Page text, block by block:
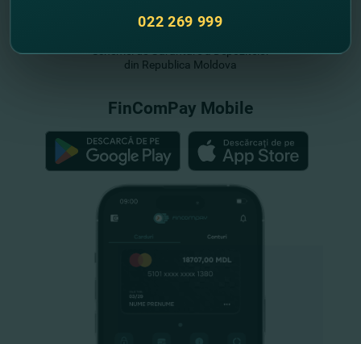
Schemei de Garantare a Depozitelor
din Republica Moldova
FinComPay Mobile
022 269 999